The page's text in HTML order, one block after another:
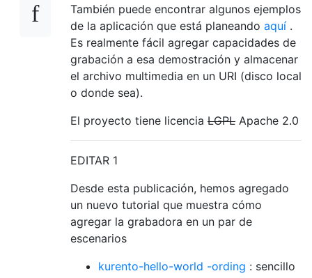
También puede encontrar algunos ejemplos
de la aplicación que está planeando aquí .
Es realmente fácil agregar capacidades de
grabación a esa demostración y almacenar
el archivo multimedia en un URI (disco local
o donde sea).
El proyecto tiene licencia LGPL Apache 2.0
EDITAR 1
Desde esta publicación, hemos agregado
un nuevo tutorial que muestra cómo
agregar la grabadora en un par de
escenarios
kurento-hello-world -ording : sencillo